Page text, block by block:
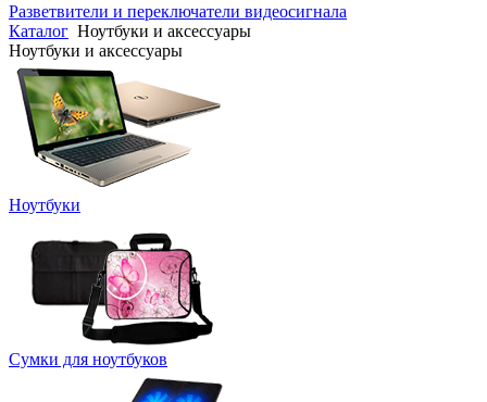
Разветвители и переключатели видеосигнала
Каталог Ноутбуки и аксессуары
Ноутбуки и аксессуары
Ноутбуки
Сумки для ноутбуков